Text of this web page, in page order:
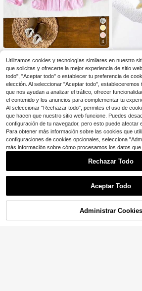
4
de camisa y estampado de letras pa
ra niñas bebé
$11.39 -12%
on
con
rsátil y
$6.15 -
¡50% DE DESCUENTO!
Utilizamos cookies y tecnologías similares en nuestro
que solicitas y ofrecerte la mejor experiencia de sitio
todo", "Aceptar todo" o establecer tu preferencia de
elección. Al seleccionar "Aceptar todo", estableceremos
que nos ayudan a analizar el tráfico, ofrecer
el contenido y los anuncios para complementar tu
Al seleccionar "Rechazar todo", permites el uso de
que hacen que nuestro sitio web funcione. Puedes
configuración de tu navegador, pero esto puede afectar
Para obtener más información sobre las cookies que
configuraciones de cookies opcionales, selecciona
más información sobre cómo procesamos los datos que
Rechazar Todo
Aceptar Todo
Administrar Cookies